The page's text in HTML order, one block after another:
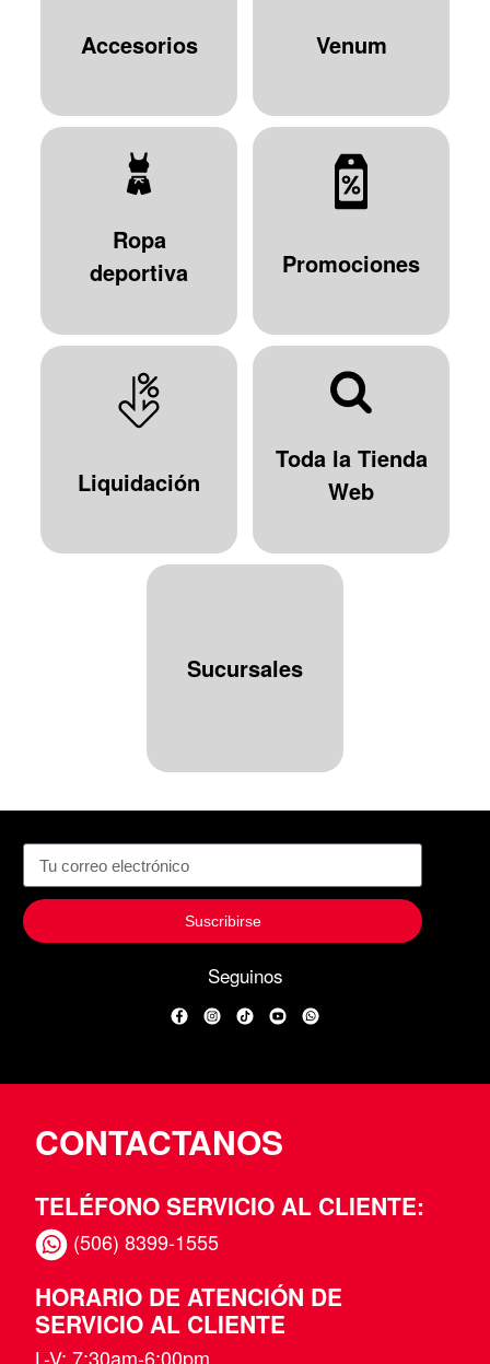
Accesorios Venum
Ropa
deportiva
Promociones
Liquidación
Toda la Tienda
Web
Sucursales
Suscribirse
Seguinos
FacebookInstagram
TikTokYouTubeWhatsApp
CONTACTANOS
TELÉFONO SERVICIO AL CLIENTE:
(506) 8399-1555
HORARIO DE ATENCIÓN DE
SERVICIO AL CLIENTE
L-V: 7:30am-6:00pm